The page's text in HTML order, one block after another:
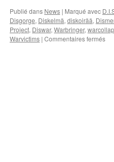
Publié dans News | Marqué avec
Disgorge, Diskelmä, diskoirää,
Project, Diswar, Warbringer,
Warvictims | Commentaires ferméssur